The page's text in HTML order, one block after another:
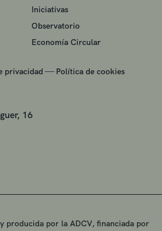
Iniciativas
Observatorio
Economía Circular
privacidad — Política de cookies
16
producida por la ADCV, financiada por